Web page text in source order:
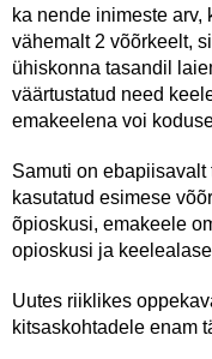
ka nende inimeste
vähemalt 2 võõrkeelt,
ühiskonna tasandil
väärtustatud need
emakeelena voi
Samuti on
kasutatud esimese
õpioskusi, emakeele
opioskusi ja
Uutes riiklikes
kitsaskohtadele enam